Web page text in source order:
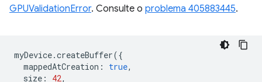
GPUValidationError. Consulte o problema 405883445.
myDevice.createBuffer({
mappedAtCreation : true,
size : 42,